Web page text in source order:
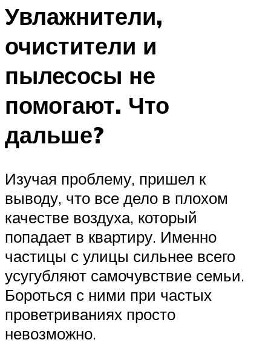
Увлажнители,
очистители и
пылесосы не
помогают. Что
дальше?
Изучая проблему, пришел к
выводу, что все дело в плохом
качестве воздуха, который
попадает в квартиру. Именно
частицы с улицы сильнее всего
усугубляют самочувствие семьи.
Бороться с ними при частых
проветриваниях просто
невозможно.